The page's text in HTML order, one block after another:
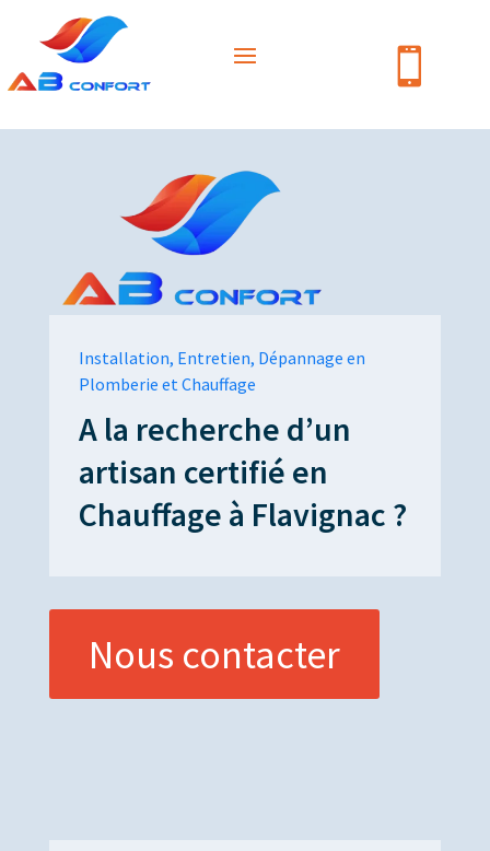

Installation, Entretien, Dépannage en
Plomberie et Chauffage
A la recherche d’un
artisan certifié en
Chauffage à Flavignac ?
Nous contacter